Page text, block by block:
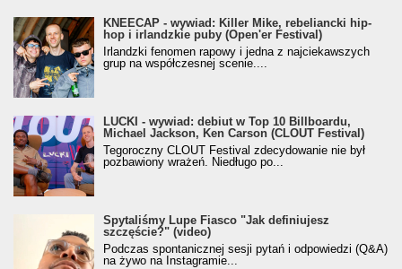
KNEECAP - wywiad: Killer Mike, rebeliancki hip-
hop i irlandzkie puby (Open'er Festival)
Irlandzki fenomen rapowy i jedna z najciekawszych
grup na współczesnej scenie....
LUCKI - wywiad: debiut w Top 10 Billboardu,
Michael Jackson, Ken Carson (CLOUT Festival)
Tegoroczny CLOUT Festival zdecydowanie nie był
pozbawiony wrażeń. Niedługo po...
Spytaliśmy Lupe Fiasco "Jak definiujesz
szczęście?" (video)
Podczas spontanicznej sesji pytań i odpowiedzi (Q&A)
na żywo na Instagramie...